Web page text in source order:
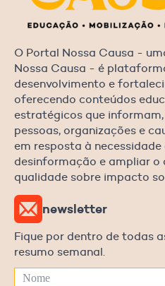
O Portal Nossa Causa -
Nossa Causa - é
desenvolvimento e
oferecendo conteúdos
estratégicos que
pessoas, organizações e
em resposta à
desinformação e ampliar o
qualidade sobre impacto
newsletter
Fique por dentro de todas
resumo semanal.